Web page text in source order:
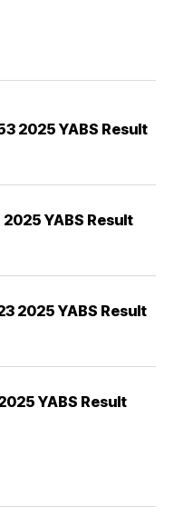
2025 YABS Result
2025 YABS Result
2025 YABS Result
YABS Result